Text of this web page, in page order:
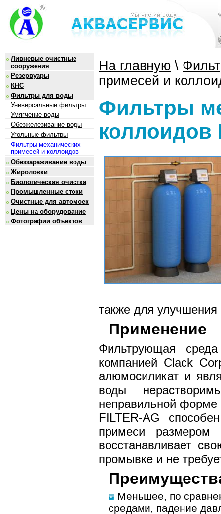
Ливневые очистные
сооружения
Резервуары
КНС
Фильтры для воды
Универсальные фильтры
Умягчение воды
Обезжелезивание воды
Угольные фильтры
Фильтры механических
примесей и коллоидов
Обеззараживание воды
Жироловки
Биологическая очистка
Промышленные стоки
Очистные для автомоек
Цены на оборудование
Фотографии объектов
На главную \
примесей и
Фильтры
коллоидов
также для улучшения
Применение
Фильтрующая
компанией Clack
алюмосиликат и
воды
неправильной форме
FILTER-AG
примеси размером
восстанавливает
промывке и не
Меньшее, по
средами, падение